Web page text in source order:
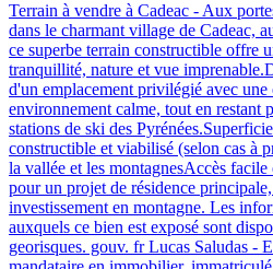
Terrain à vendre à Cadeac - Aux
dans le charmant village de Cadeac,
ce superbe terrain constructible offre
tranquillité, nature et vue
d'un emplacement privilégié avec
environnement calme, tout en restant
stations de ski des
constructible et viabilisé (selon cas à
la vallée et les montagnesAccès
pour un projet de résidence
investissement en montagne. Les
auxquels ce bien est exposé sont
georisques. gouv. fr Lucas Saludas -